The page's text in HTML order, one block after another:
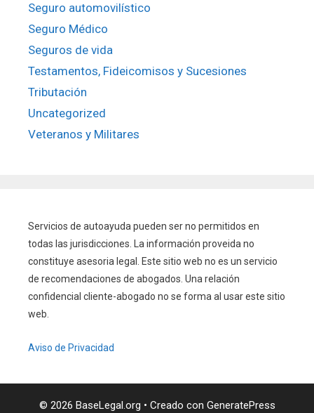
Seguro automovilístico
Seguro Médico
Seguros de vida
Testamentos, Fideicomisos y Sucesiones
Tributación
Uncategorized
Veteranos y Militares
Servicios de autoayuda pueden ser no permitidos en
todas las jurisdicciones. La información proveida no
constituye asesoria legal. Este sitio web no es un servicio
de recomendaciones de abogados. Una relación
confidencial cliente-abogado no se forma al usar este sitio
web.
Aviso de Privacidad
© 2026 BaseLegal.org • Creado con GeneratePress